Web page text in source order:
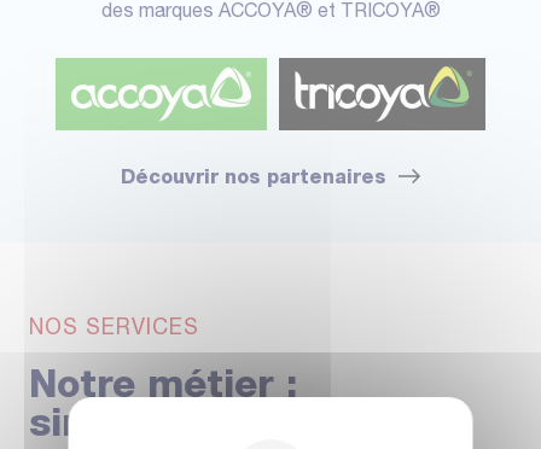
des marques ACCOYA® et TRICOYA®
Découvrir nos partenaires
NOS SERVICES
Notre métier :
simplifier le vôtre